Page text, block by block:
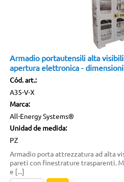
Armadio portautensili alta
apertura elettronica -
Cód. art.:
A35-V-X
Marca:
All-Energy Systems®
Unidad de medida:
PZ
Armadio porta attrezzatura ad alta
pareti con finestrature trasparenti.
e [...]